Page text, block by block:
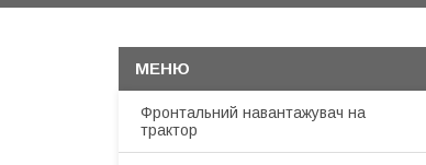
Фронтальний навантажувач на
трактор